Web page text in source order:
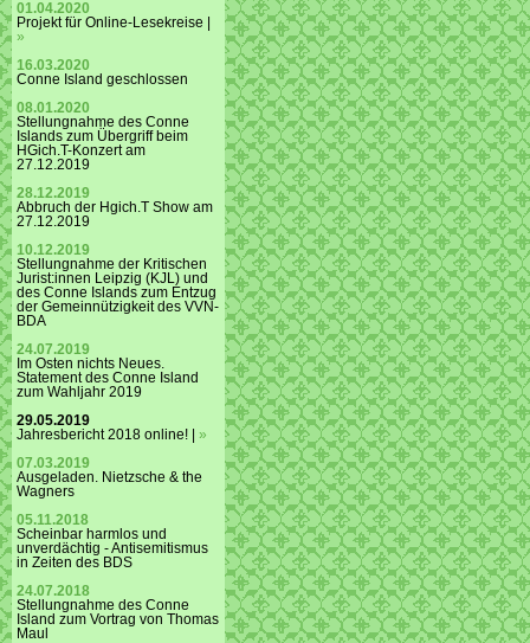
01.04.2020
Projekt für Online-Lesekreise |
»
16.03.2020
Conne Island geschlossen
08.01.2020
Stellungnahme des Conne
Islands zum Übergriff beim
HGich.T-Konzert am
27.12.2019
28.12.2019
Abbruch der Hgich.T Show am
27.12.2019
10.12.2019
Stellungnahme der Kritischen
Jurist:innen Leipzig (KJL) und
des Conne Islands zum Entzug
der Gemeinnützigkeit des VVN-
BDA
24.07.2019
Im Osten nichts Neues.
Statement des Conne Island
zum Wahljahr 2019
29.05.2019
Jahresbericht 2018 online! | »
07.03.2019
Ausgeladen. Nietzsche & the
Wagners
05.11.2018
Scheinbar harmlos und
unverdächtig - Antisemitismus
in Zeiten des BDS
24.07.2018
Stellungnahme des Conne
Island zum Vortrag von Thomas
Maul